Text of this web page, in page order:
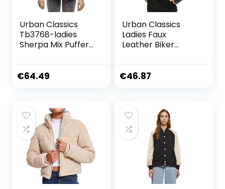
Urban Classics
Tb3768-ladies
Sherpa Mix Puffer
€64.49
Urban Classics
Ladies Faux
Leather Biker
€46.87